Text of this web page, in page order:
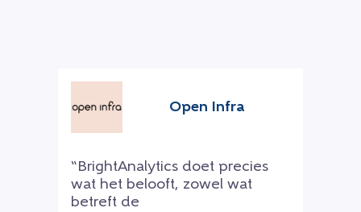
Open Infra
“BrightAnalytics doet precies
wat het belooft, zowel wat
betreft de